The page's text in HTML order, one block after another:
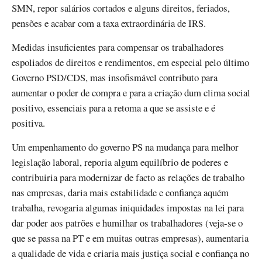
SMN, repor salários cortados e alguns direitos, feriados,
pensões e acabar com a taxa extraordinária de IRS.
Medidas insuficientes para compensar os trabalhadores
espoliados de direitos e rendimentos, em especial pelo último
Governo PSD/CDS, mas insofismável contributo para
aumentar o poder de compra e para a criação dum clima social
positivo, essenciais para a retoma a que se assiste e é
positiva.
Um empenhamento do governo PS na mudança para melhor
legislação laboral, reporia algum equilíbrio de poderes e
contribuiria para modernizar de facto as relações de trabalho
nas empresas, daria mais estabilidade e confiança aquém
trabalha, revogaria algumas iniquidades impostas na lei para
dar poder aos patrões e humilhar os trabalhadores (veja-se o
que se passa na PT e em muitas outras empresas), aumentaria
a qualidade de vida e criaria mais justiça social e confiança no